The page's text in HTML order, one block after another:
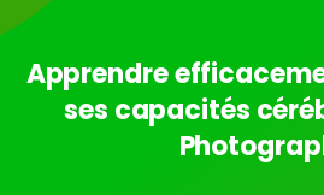
Apprendre
ses capacités